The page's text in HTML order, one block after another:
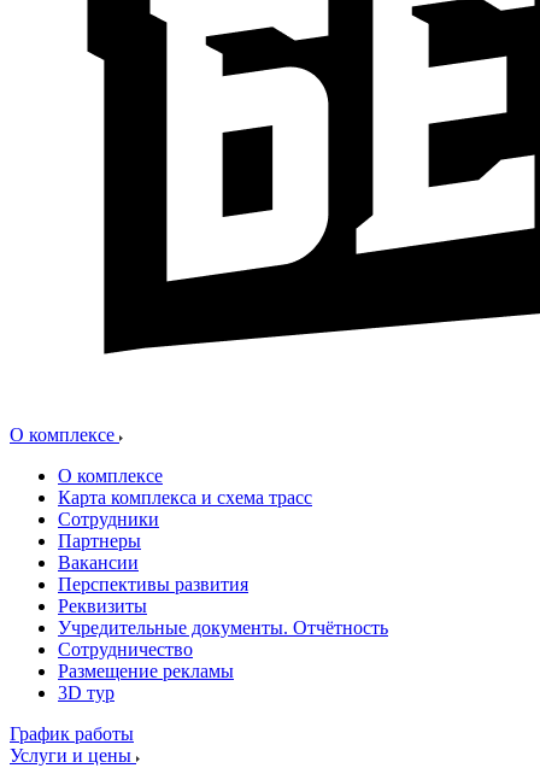
О комплексе
О комплексе
Карта комплекса и схема трасс
Сотрудники
Партнеры
Вакансии
Перспективы развития
Реквизиты
Учредительные документы. Отчётность
Сотрудничество
Размещение рекламы
3D тур
График работы
Услуги и цены